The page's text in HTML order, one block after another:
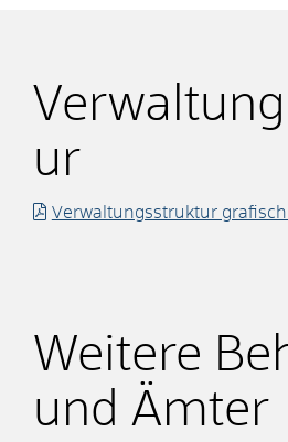
ur
Verwaltungsstruktur grafisch
Weitere
und Ämter